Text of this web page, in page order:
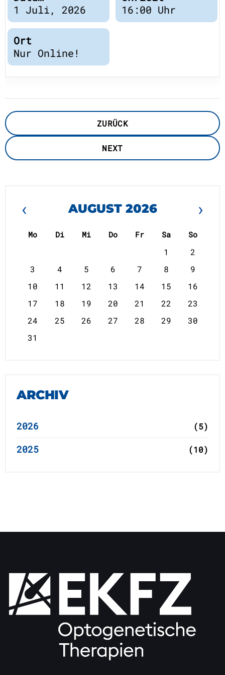
Wissenschaftlicher
Beirat
Kuratorium
Publikationen
Downloads
DE
EN
1 Juli, 2026
16:00 Uhr
Ort
Nur Online!
ZURÜCK
NEXT
‹ AUGUST 2026 ›
Mo Di Mi Do Fr Sa So
1
2
3
4 5 6 7 8
9
10
11 12 13 14 15
16
17
18 19 20 21 22
23
24
25 26 27 28 29
30
31
ARCHIV
2026 (5)
2025 (10)